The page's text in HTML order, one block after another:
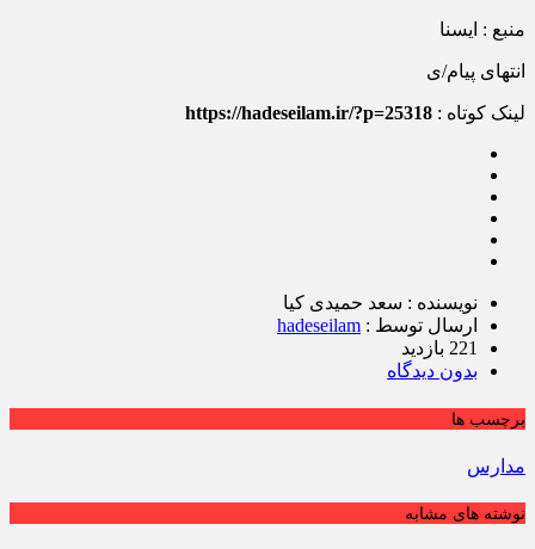
منبع : ایسنا
انتهای پیام/ی
لینک کوتاه : https://hadeseilam.ir/?p=25318
نویسنده : سعد حمیدی کیا
ارسال توسط : hadeseilam
221 بازدید
بدون دیدگاه
برچسب ها
مدارس
نوشته های مشابه